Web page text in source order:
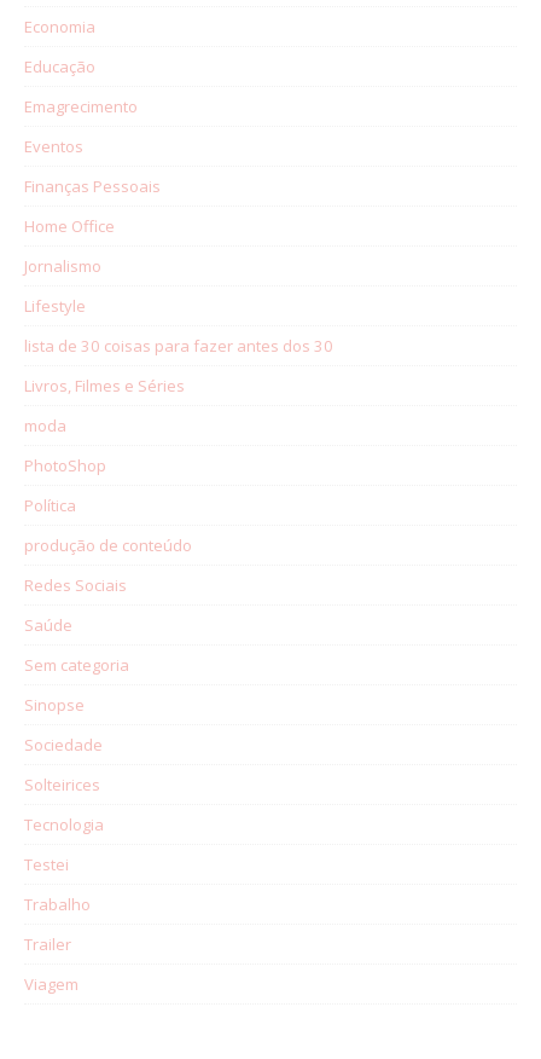
Economia
Educação
Emagrecimento
Eventos
Finanças Pessoais
Home Office
Jornalismo
Lifestyle
lista de 30 coisas para fazer antes dos 30
Livros, Filmes e Séries
moda
PhotoShop
Política
produção de conteúdo
Redes Sociais
Saúde
Sem categoria
Sinopse
Sociedade
Solteirices
Tecnologia
Testei
Trabalho
Trailer
Viagem